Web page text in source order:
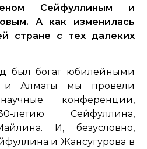
Сейфуллиным и
А как изменилась
стране с тех далеких
был богат юбилейными
и Алматы мы провели
конференции,
летию Сейфуллина,
И, безусловно,
и Жансугурова в